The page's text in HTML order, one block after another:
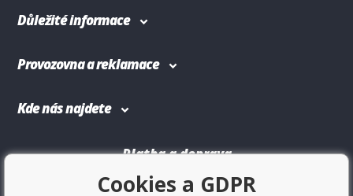
Důležité informace
Provozovna a reklamace
Kde nás najdete
Platba a doprava
Cookies a GDPR